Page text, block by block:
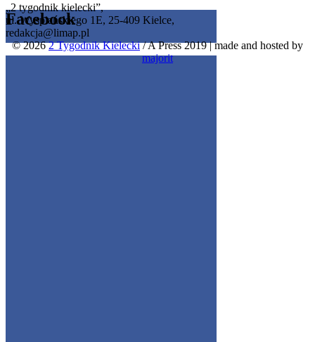
„2 tygodnik kielecki”,
ul. Wyspiańskiego 1E, 25-409 Kielce,
redakcja@limap.pl
© 20262 Tygodnik Kielecki/ A Press 2019|made and hosted by
majorit
Facebook
Get the Facebook Likebox Slider Pro for WordPress